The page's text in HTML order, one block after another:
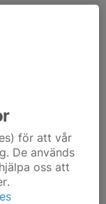
löpning,
med – en aktiv
länk
att fatta beslut
antalet anmälda
för att vår
De används
oss att